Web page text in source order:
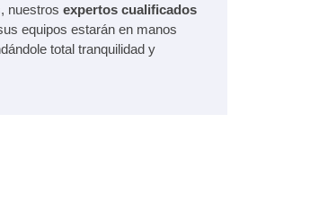
nuestros expertos cualificados
equipos estarán en manos
total tranquilidad y